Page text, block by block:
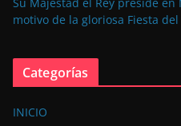
motivo de la gloriosa Fiesta
Categorías
INICIO